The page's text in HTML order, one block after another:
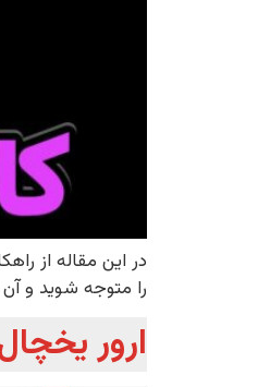
در این مقاله از
را متوجه شوید و
ارور